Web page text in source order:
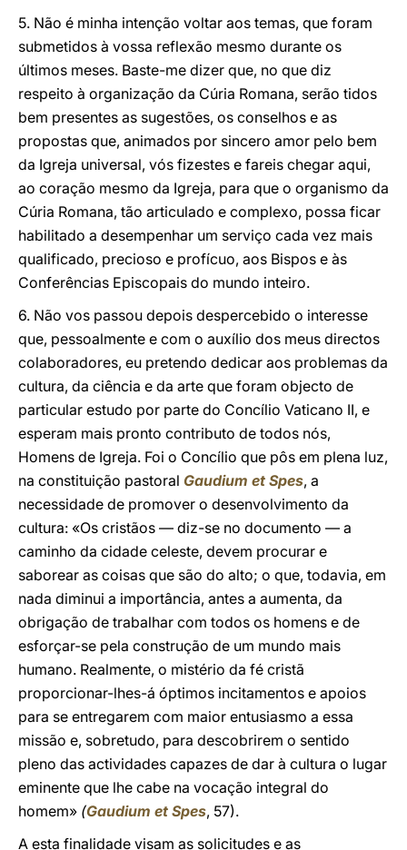
5. Não é minha intenção voltar aos temas, que foram
submetidos à vossa reflexão mesmo durante os
últimos meses. Baste-me dizer que, no que diz
respeito à organização da Cúria Romana, serão tidos
bem presentes as sugestões, os conselhos e as
propostas que, animados por sincero amor pelo bem
da Igreja universal, vós fizestes e fareis chegar aqui,
ao coração mesmo da Igreja, para que o organismo da
Cúria Romana, tão articulado e complexo, possa ficar
habilitado a desempenhar um serviço cada vez mais
qualificado, precioso e profícuo, aos Bispos e às
Conferências Episcopais do mundo inteiro.
6. Não vos passou depois despercebido o interesse
que, pessoalmente e com o auxílio dos meus directos
colaboradores, eu pretendo dedicar aos problemas da
cultura, da ciência e da arte que foram objecto de
particular estudo por parte do Concílio Vaticano II, e
esperam mais pronto contributo de todos nós,
Homens de Igreja. Foi o Concílio que pôs em plena luz,
na constituição pastoral Gaudium et Spes, a
necessidade de promover o desenvolvimento da
cultura: «Os cristãos — diz-se no documento — a
caminho da cidade celeste, devem procurar e
saborear as coisas que são do alto; o que, todavia, em
nada diminui a importância, antes a aumenta, da
obrigação de trabalhar com todos os homens e de
esforçar-se pela construção de um mundo mais
humano. Realmente, o mistério da fé cristã
proporcionar-lhes-á óptimos incitamentos e apoios
para se entregarem com maior entusiasmo a essa
missão e, sobretudo, para descobrirem o sentido
pleno das actividades capazes de dar à cultura o lugar
eminente que lhe cabe na vocação integral do
homem» (Gaudium et Spes, 57).
A esta finalidade visam as solicitudes e as